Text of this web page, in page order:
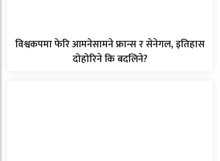
विश्वकपमा फेरि आमनेसामने फ्रान्स र सेनेगल, इतिहास
दोहोरिने कि बदलिने?